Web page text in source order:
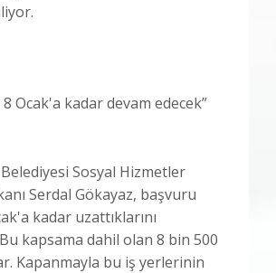
Ocak'a kadar devam edecek”
Sosyal Hizmetler
Serdal Gökayaz, başvuru
kadar uzattıklarını
kapsama dahil olan 8 bin 500
Kapanmayla bu iş yerlerinin